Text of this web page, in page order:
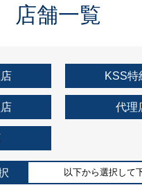
店舗一覧
KSS特
代理
以下から選択して